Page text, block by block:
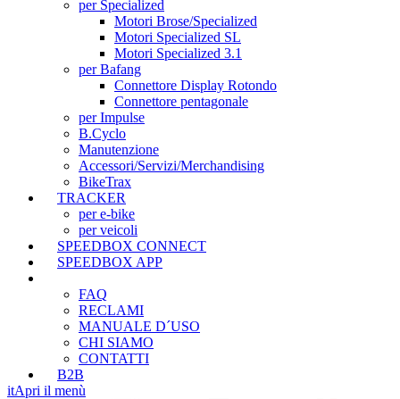
per Specialized
Motori Brose/Specialized
Motori Specialized SL
Motori Specialized 3.1
per Bafang
Connettore Display Rotondo
Connettore pentagonale
per Impulse
B.Cyclo
Manutenzione
Accessori/Servizi/Merchandising
BikeTrax
TRACKER
per e-bike
per veicoli
SPEEDBOX CONNECT
SPEEDBOX APP
FAQ
RECLAMI
MANUALE D´USO
CHI SIAMO
CONTATTI
B2B
itApri il menù